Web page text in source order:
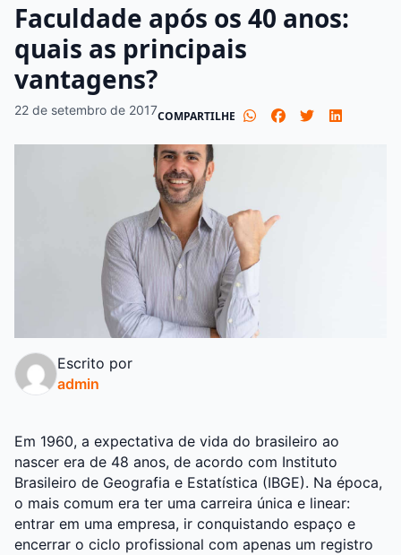
Faculdade após os 40 anos:
quais as principais
vantagens?
22 de setembro de 2017COMPARTILHE
Escrito por
admin
Em 1960, a expectativa de vida do brasileiro ao
nascer era de 48 anos, de acordo com Instituto
Brasileiro de Geografia e Estatística (IBGE). Na época,
o mais comum era ter uma carreira única e linear:
entrar em uma empresa, ir conquistando espaço e
encerrar o ciclo profissional com apenas um registro